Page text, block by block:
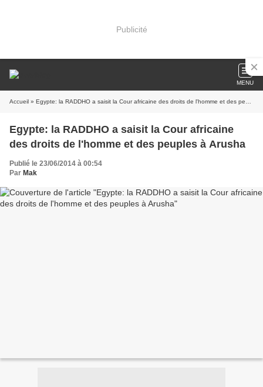
Publicité
MENU
Accueil » Egypte: la RADDHO a saisit la Cour africaine des droits de l'homme et des peuples à Arusha
Egypte: la RADDHO a saisit la Cour africaine
des droits de l'homme et des peuples à Arusha
Publié le 23/06/2014 à 00:54
Par Mak